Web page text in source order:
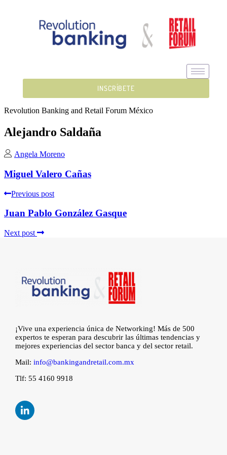
INSCRÍBETE
Revolution Banking and Retail Forum México
Alejandro Saldaña
Angela Moreno
Miguel Valero Cañas
Previous post
Juan Pablo González Gasque
Next post
¡Vive una experiencia única de Networking! Más de 500
expertos te esperan para descubrir las últimas tendencias y
mejores experiencias del sector banca y del sector retail.
Mail: info@bankingandretail.com.mx
Tlf: 55 4160 9918